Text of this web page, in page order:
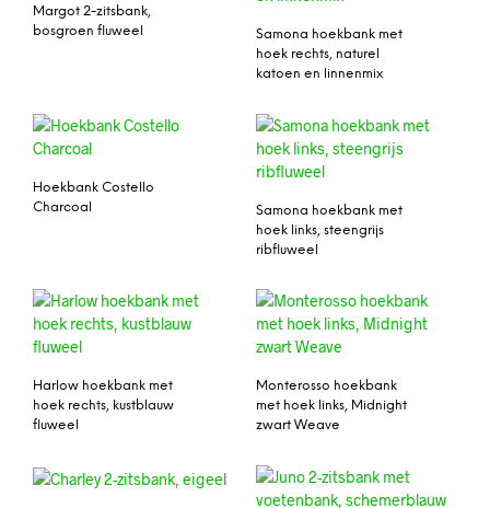
Margot 2-zitsbank,
bosgroen fluweel
Samona hoekbank met
hoek rechts, naturel
katoen en linnenmix
Hoekbank Costello
Charcoal
Samona hoekbank met
hoek links, steengrijs
ribfluweel
Harlow hoekbank met
hoek rechts, kustblauw
fluweel
Monterosso hoekbank
met hoek links, Midnight
zwart Weave